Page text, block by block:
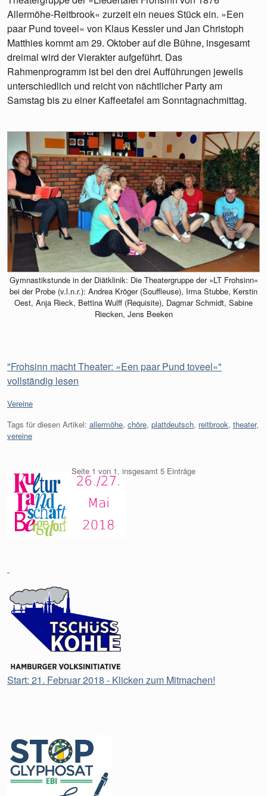
Allermöhe-Reitbrook« zurzeit ein neues Stück ein. »Een
paar Pund toveel« von Klaus Kessler und Jan Christoph
Matthies kommt am 29. Oktober auf die Bühne, insgesamt
dreimal wird der Vierakter aufgeführt. Das
Rahmenprogramm ist bei den drei Aufführungen jeweils
unterschiedlich und reicht von nächtlicher Party am
Samstag bis zu einer Kaffeetafel am Sonntagnachmittag.
Gymnastikstunde in der Diätklinik: Die Theatergruppe der »LT Frohsinn«
bei der Probe (v.l.n.r.): Andrea Kröger (Souffleuse), Irma Stubbe, Kerstin
Oest, Anja Rieck, Bettina Wulff (Requisite), Dagmar Schmidt, Sabine
Riecken, Jens Beeken
"Frohsinn macht Theater: »Een paar Pund toveel«"
vollständig lesen
Kategorien:
Vereine
Tags für diesen Artikel: allermöhe, chöre, plattdeutsch, reitbrook, theater,
vereine
Seite 1 von 1, insgesamt 5 Einträge
Start: 21. Februar 2018 - Klicken zum Mitmachen!